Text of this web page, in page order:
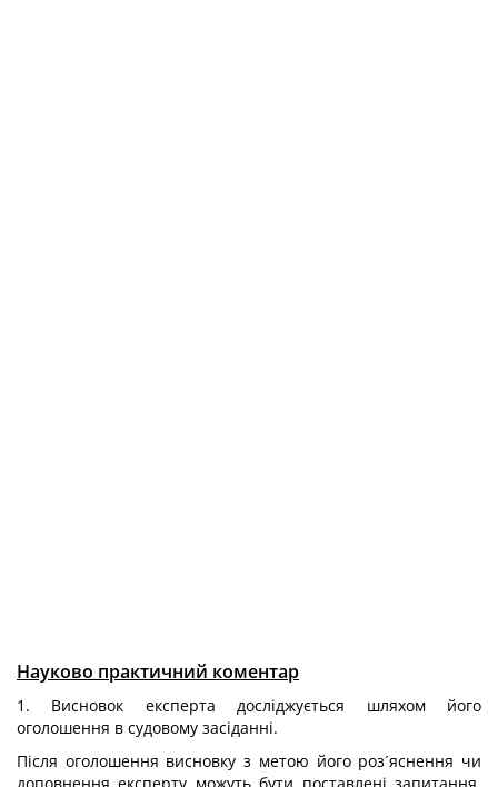
Науково практичний коментар
1. Висновок експерта досліджується шляхом його
оголошення в судовому засіданні.
Після оголошення висновку з метою його роз´яснення чи